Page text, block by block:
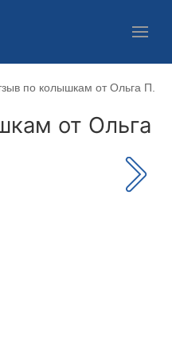
по колышкам от Ольга П.
от Ольга